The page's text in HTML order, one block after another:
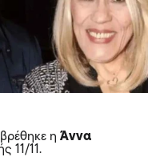
βρέθηκε η Άννα
11/11.